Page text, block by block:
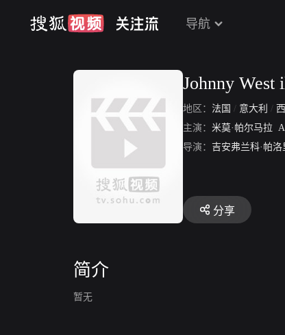
导航
Johnny West
地区： 法国 / 意大利 /
主演： 米莫·帕尔马拉
导演： 吉安弗兰科·帕洛
分享
简介
暂无